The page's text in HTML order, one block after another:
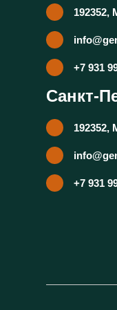
192352,
+7 931
Санкт-
192352,
+7 931